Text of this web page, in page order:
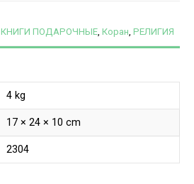
КНИГИ ПОДАРОЧНЫЕ Коран РЕЛИГИЯ
4 kg
17 × 24 × 10 cm
2304